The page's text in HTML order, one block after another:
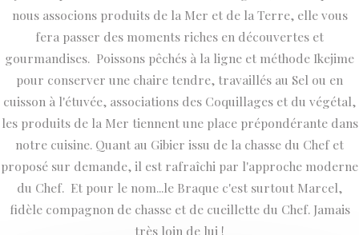
nous associons produits de la Mer et de la Terre, elle vous
fera passer des moments riches en découvertes et
gourmandises. Poissons pêchés à la ligne et méthode Ikejime
pour conserver une chaire tendre, travaillés au Sel ou en
cuisson à l'étuvée, associations des Coquillages et du végétal,
les produits de la Mer tiennent une place prépondérante dans
notre cuisine. Quant au Gibier issu de la chasse du Chef et
proposé sur demande, il est rafraîchi par l'approche moderne
du Chef. Et pour le nom...le Braque c'est surtout Marcel,
fidèle compagnon de chasse et de cueillette du Chef. Jamais
très loin de lui !